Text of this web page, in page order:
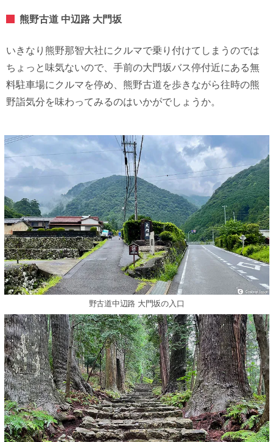
熊野古道 中辺路 大門坂
いきなり熊野那智大社にクルマで乗り付けてしまうのでは
ちょっと味気ないので、手前の大門坂バス停付近にある無
料駐車場にクルマを停め、熊野古道を歩きながら往時の熊
野詣気分を味わってみるのはいかがでしょうか。
野古道中辺路 大門坂の入口